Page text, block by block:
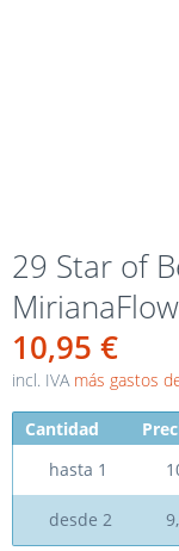
29 Star of
10,95 €
incl. IVA más gastos
Cantidad
hasta 1
desde 2